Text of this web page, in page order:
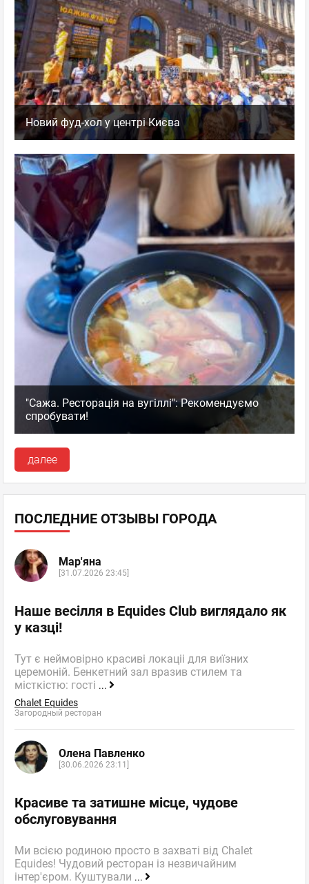
Новий фуд-хол у центрі Києва
"Сажа. Ресторація на вугіллі": Рекомендуємо
спробувати!
далее
ПОСЛЕДНИЕ ОТЗЫВЫ ГОРОДА
Мар'яна
[31.07.2026 23:45]
Наше весілля в Equides Club виглядало як
у казці!
Тут є неймовірно красиві локаціі для виїзних
церемоній. Бенкетний зал вразив стилем та
місткістю: гості ...
Chalet Equides
Загородный ресторан
Олена Павленко
[30.06.2026 23:11]
Красиве та затишне місце, чудове
обслуговування
Ми всією родиною просто в захваті від Chalet
Equides! Чудовий ресторан із незвичайним
інтер'єром. Куштували ...